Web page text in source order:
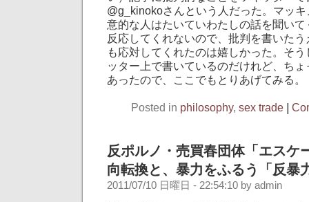
@g_kinokoさんという人だった。マッ
意的な人はたいていわたしの話を聞い
反応してくれないので、批判を書いた
も応対してくれたのは嬉しかった。そ
ッター上で書いているのだけれど、ち
あったので、ここでもとりあげてみる。
Posted in philosophy, sex trade |
反ポルノ・売買春団体「エスケ
向転換と、暴力をふるう「反暴
2011/07/10 日曜日 - 22:54:10 by admin